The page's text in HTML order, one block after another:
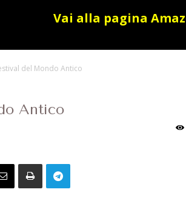
Vai alla pagina
del Mondo Antico
Antico